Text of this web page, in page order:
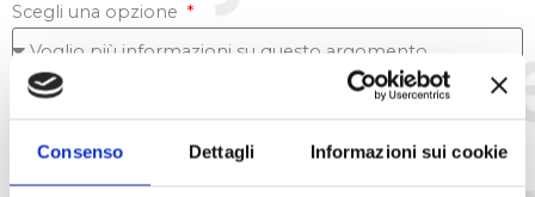
Consenso Dettagli Informazioni sui cookie
Scegli una opzione